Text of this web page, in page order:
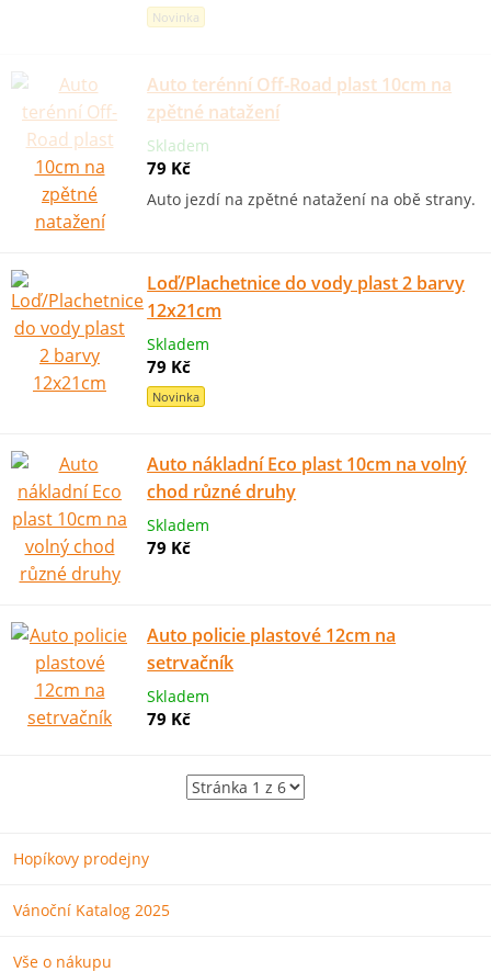
Novinka
Auto terénní Off-Road plast 10cm na
zpětné natažení
Skladem
79 Kč
Auto jezdí na zpětné natažení na obě strany.
Loď/Plachetnice do vody plast 2 barvy
12x21cm
Skladem
79 Kč
Novinka
Auto nákladní Eco plast 10cm na volný
chod různé druhy
Skladem
79 Kč
Auto policie plastové 12cm na
setrvačník
Skladem
79 Kč
Hopíkovy prodejny
Vánoční Katalog 2025
Vše o nákupu